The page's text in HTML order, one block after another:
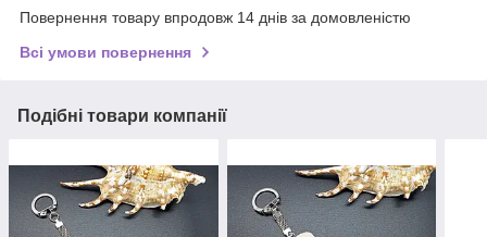
Повернення товару впродовж 14 днів за домовленістю
Всі умови повернення
Подібні товари компанії